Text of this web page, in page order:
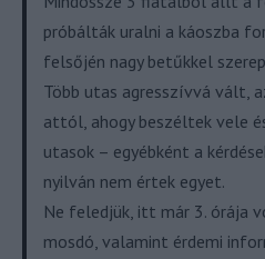
próbálták uralni a káoszba
felsőjén nagy betűkkel
Több utas agresszívvá vált,
attól, ahogy beszéltek vele
utasok – egyébként a
nyilván nem értek egyet.
Ne feledjük, itt már 3. órája
mosdó, valamint érdemi